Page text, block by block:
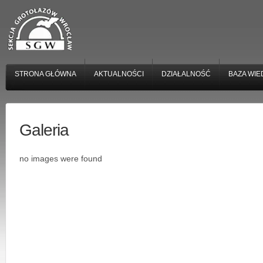
STRONA GŁÓWNA AKTUALNOŚCI DZIAŁALNOŚĆ BAZA
Galeria
no images were found